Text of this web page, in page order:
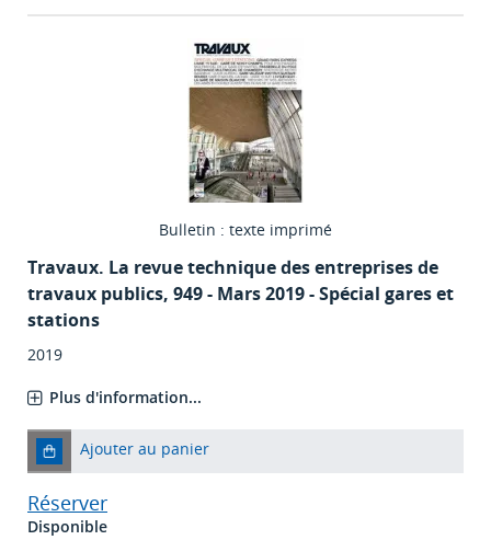
Bulletin : texte imprimé
Travaux. La revue technique des entreprises de
travaux publics, 949 - Mars 2019 - Spécial gares et
stations
2019
Plus d'information...
Ajouter au panier
Réserver
Disponible